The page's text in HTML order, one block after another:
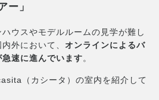
ー」
ウスやモデルルームの見学が難し
外において、 オンラインによるバ
速に進んでいます。
（カシータ）の室内を紹介して